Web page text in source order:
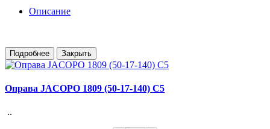
Описание
Подробнее Закрыть
Оправа JACOPO 1809 (50-17-140) С5
..